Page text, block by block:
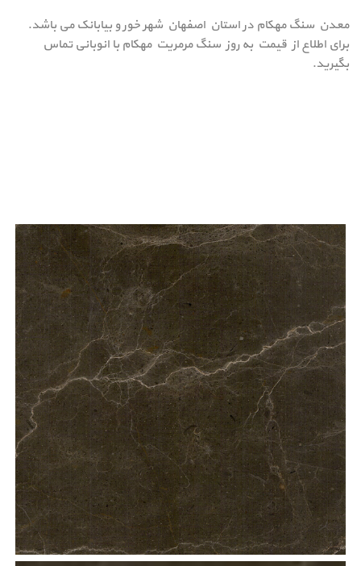
معدن سنگ مهکام در استان اصفهان شهر خور و بیابانک می باشد.
برای اطلاع از قیمت به روز سنگ مرمریت مهکام با انوبانی تماس
بگیرید.